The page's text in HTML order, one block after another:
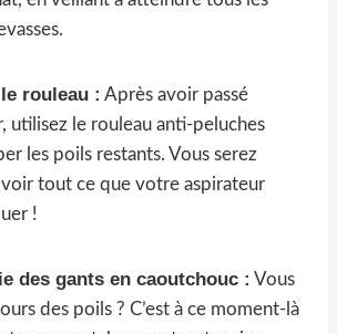
rouleau : Après avoir passé
utilisez le rouleau anti-peluches
les poils restants. Vous serez
tout ce que votre aspirateur
!
des gants en caoutchouc : Vous
des poils ? C’est à ce moment-là